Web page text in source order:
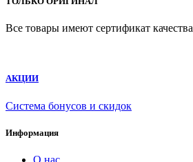
Все товары имеют сертификат качества
АКЦИИ
Система бонусов и скидок
Информация
О нас